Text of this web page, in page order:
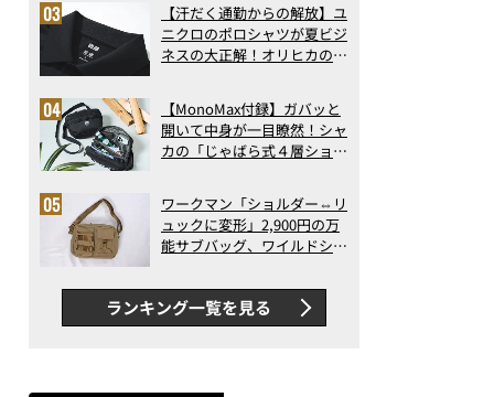
ト3】（2026年6月版）
【汗だく通勤からの解放】ユ
ニクロのポロシャツが夏ビジ
ネスの大正解！オリヒカの透
アの実力
【MonoMax付録】ガバッと
開いて中身が一目瞭然！シャ
カの「じゃばら式４層ショル
った！
ワークマン「ショルダー⇔リ
ュックに変形」2,900円の万
能サブバッグ、ワイルドシン
録…ほか【休日バッグの人気
記事ランキングベスト3】
（2026年6月版）
ランキング一覧を見る